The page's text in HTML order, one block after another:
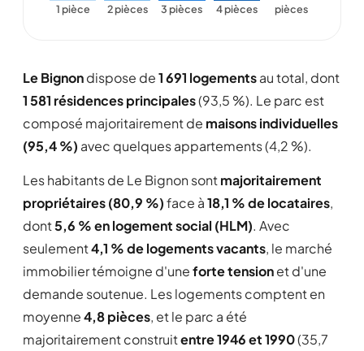
1 pièce
2 pièces
3 pièces 4 pièces
pièces
Le Bignondispose de1 691 logementsau total, dont
1 581 résidences principales(93,5 %). Le parc est
composé majoritairement de maisons individuelles
(95,4 %) avec quelques appartements (4,2 %).
Les habitants de Le Bignon sontmajoritairement
propriétaires (80,9 %)face à18,1 % de locataires,
dont5,6 % en logement social (HLM). Avec
seulement4,1 % de logements vacants, le marché
immobilier témoigne d'uneforte tensionet d'une
demande soutenue. Les logements comptent en
moyenne4,8 pièces, et le parc a été
majoritairement construitentre 1946 et 1990(35,7